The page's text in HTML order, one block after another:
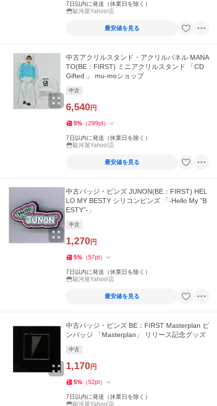
7日以内に発送（休業日を除く）
駿河屋Yahoo!店
最安値を見る
中古アクリルスタンド・アクリルパネル MANA
TO(BE：FIRST) ミニアクリルスタンド 「CD
Gifted.」 mu-moショップ
中古
6,540円
5% （299pt）
7日以内に発送（休業日を除く）
駿河屋Yahoo!店
最安値を見る
中古バッジ・ピンズ JUNON(BE：FIRST) HEL
LO MY BESTY シリコンピンズ 「-Hello My ”B
ESTY”-」
中古
1,270円
5% （57pt）
7日以内に発送（休業日を除く）
駿河屋Yahoo!店
最安値を見る
中古バッジ・ピンズ BE：FIRST Masterplan ピ
ンバッジ 「Masterplan」 リリース記念グッズ
中古
1,170円
5% （52pt）
7日以内に発送（休業日を除く）
駿河屋Yahoo!店